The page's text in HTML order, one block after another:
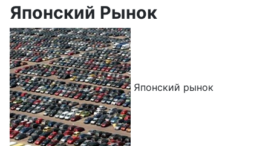
Японский Рынок
Японский рынок